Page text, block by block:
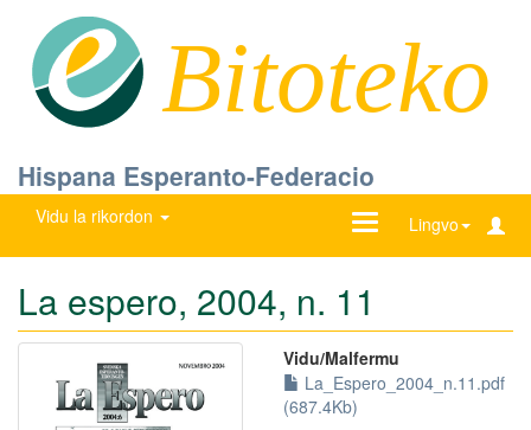
Bitoteko
Hispana Esperanto-Federacio
Vidu la rikordon Lingvo
Ŝanĝu
La espero, 2004, n. 11
Vidu/Malfermu
La_Espero_2004_n.11.pdf
(687.4Kb)